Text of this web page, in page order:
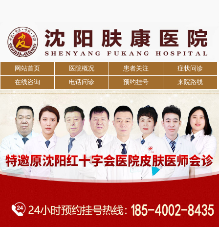
网站首页 医院概况 患者关注 症状问诊
在线咨询 电话问诊 预约挂号 来院路线